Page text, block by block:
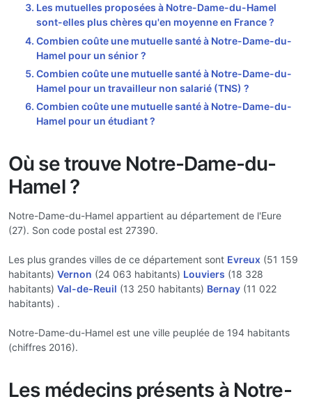
Les mutuelles proposées à Notre-Dame-du-Hamel
sont-elles plus chères qu'en moyenne en France ?
Combien coûte une mutuelle santé à Notre-Dame-du-
Hamel pour un sénior ?
Combien coûte une mutuelle santé à Notre-Dame-du-
Hamel pour un travailleur non salarié (TNS) ?
Combien coûte une mutuelle santé à Notre-Dame-du-
Hamel pour un étudiant ?
Où se trouve Notre-Dame-du-
Hamel ?
Notre-Dame-du-Hamel appartient au département de l'Eure
(27). Son code postal est 27390.
Les plus grandes villes de ce département sont Evreux (51 159
habitants) Vernon (24 063 habitants) Louviers (18 328
habitants) Val-de-Reuil (13 250 habitants) Bernay (11 022
habitants) .
Notre-Dame-du-Hamel est une ville peuplée de 194 habitants
(chiffres 2016).
Les médecins présents à Notre-